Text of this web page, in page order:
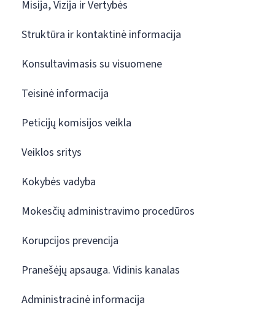
Misija, Vizija ir Vertybės
Struktūra ir kontaktinė informacija
Konsultavimasis su visuomene
Teisinė informacija
Peticijų komisijos veikla
Veiklos sritys
Kokybės vadyba
Mokesčių administravimo procedūros
Korupcijos prevencija
Pranešėjų apsauga. Vidinis kanalas
Administracinė informacija